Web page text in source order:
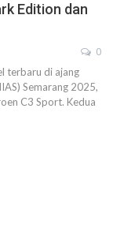
Edition dan
0
terbaru di ajang
Semarang 2025,
C3 Sport. Kedua